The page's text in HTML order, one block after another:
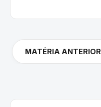
MATÉRIA ANTERIOR